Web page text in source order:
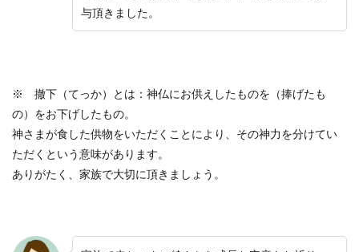
与頂きました。
※ 撤下（てっか）とは：神仏にお供えしたものを（捧げたも
の）をお下げしたもの。
神さまが食した供物をいただくことにより、その神力を分けてい
ただくという意味があります。
ありがたく、家族で大切に頂きましょう。